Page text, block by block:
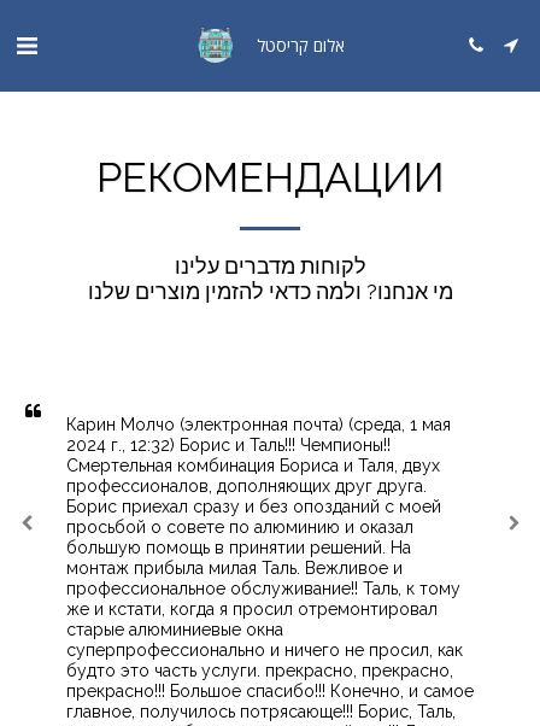
אלום קריסטל
РЕКОМЕНДАЦИИ
לקוחות מדברים עלינו
מי אנחנו? ולמה כדאי להזמין מוצרים שלנו
Карин Молчо (электронная почта) (среда, 1 мая
2024 г., 12:32) Борис и Таль!!! Чемпионы!!
Смертельная комбинация Бориса и Таля, двух
профессионалов, дополняющих друг друга.
Борис приехал сразу и без опозданий с моей
просьбой о совете по алюминию и оказал
большую помощь в принятии решений. На
монтаж прибыла милая Таль. Вежливое и
профессиональное обслуживание!! Таль, к тому
же и кстати, когда я просил отремонтировал
старые алюминиевые окна
суперпрофессионально и ничего не просил, как
будто это часть услуги. прекрасно, прекрасно,
прекрасно!!! Большое спасибо!!! Конечно, и самое
главное, получилось потрясающе!!! Борис, Таль,